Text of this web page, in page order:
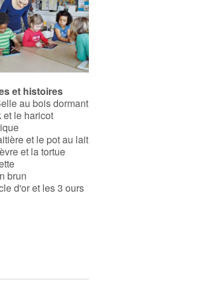
et histoires
au bois dormant
et le haricot
et le pot au lait
et la tortue
brun
d'or et les 3 ours